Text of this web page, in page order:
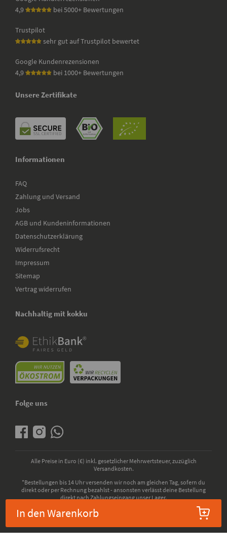
In den Warenkorb
4,9
bei 5000+ Bewertungen
Trustpilot
sehr gut auf Trustpilot bewertet
Google Kundenrezensionen
4,9
bei 1000+ Bewertungen
Unsere Zertifikate
Informationen
FAQ
Zahlung und Versand
Jobs
AGB und Kundeninformationen
Datenschutzerklärung
Widerrufsrecht
Impressum
Sitemap
Vertrag widerrufen
Nachhaltig mit kokku
Folge uns
Alle Preise in Euro (€) inkl. gesetzlicher Mehrwertsteuer, zuzüglich
Versandkosten.
*Bestellungen bis 14 Uhr versenden wir noch am gleichen Tag, sofern du
direkt oder per Rechnung bezahlst - ansonsten verlässt deine Bestellung
direkt nach Zahlungseingang unser Lager.
© 2026 - kokku GmbH - Alle Rechte vorbehalten. Bio-Zertifizierung durch die
ABCERT AG, EU-Codenummer: DE-ÖKO-006